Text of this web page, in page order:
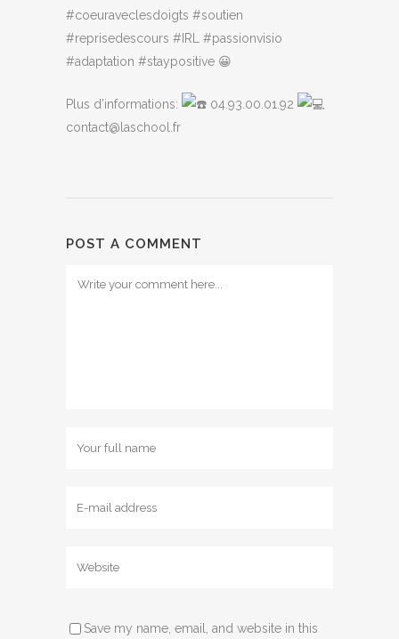
#coeuraveclesdoigts #soutien
#reprisedescours #IRL #passionvisio
#adaptation #staypositive 😀
Plus d’informations:
04.93.00.01.92
contact@laschool.fr
POST A COMMENT
Save my name, email, and website in this